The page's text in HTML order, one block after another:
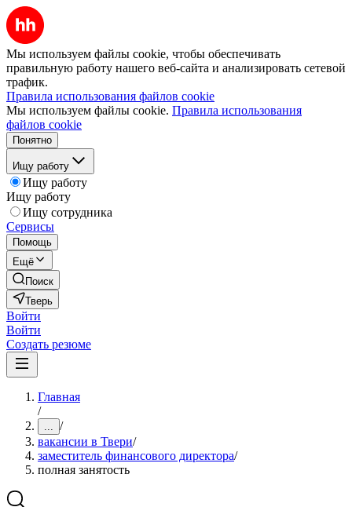
Мы используем файлы cookie, чтобы обеспечивать
правильную работу нашего веб-сайта и анализировать сетевой
трафик.
Правила использования файлов cookie
Мы используем файлы cookie. Правила использования
файлов cookie
Понятно
Ищу работу
Ищу работу
Ищу работу
Ищу сотрудника
Сервисы
Помощь
Ещё
Поиск
Тверь
Войти
Войти
Создать резюме
Главная
/
... /
вакансии в Твери/
заместитель финансового директора/
полная занятость